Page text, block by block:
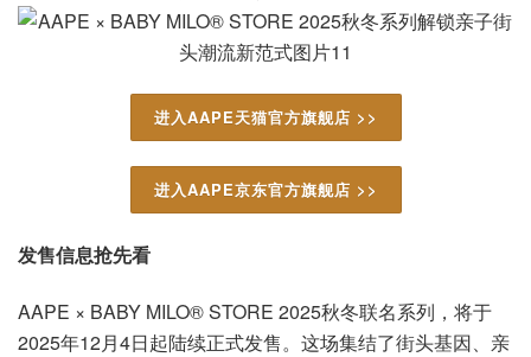
进入AAPE天猫官方旗舰店 >>
进入AAPE京东官方旗舰店 >>
发售信息抢先看
AAPE × BABY MILO® STORE 2025秋冬联名系列，将于
2025年12月4日起陆续正式发售。这场集结了街头基因、亲